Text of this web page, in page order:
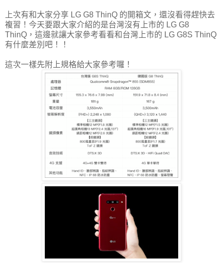
上次有和大家分享 LG G8 ThinQ 的開箱文，還沒看得趕快去
複習！今天要跟大家介紹的是台灣沒有上市的 LG G8
ThinQ，這邊就讓大家參考看看和台灣上市的 LG G8S ThinQ
有什麼差別吧！！
這次一樣先附上規格給大家參考囉！